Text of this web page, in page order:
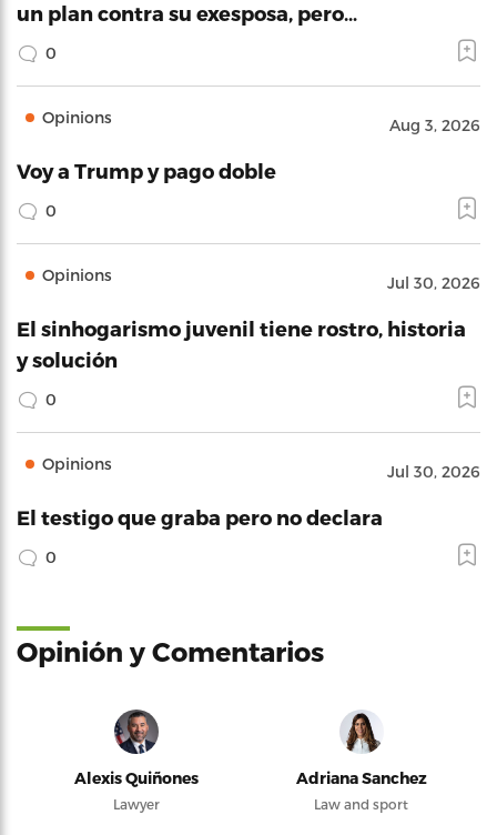
un plan contra su exesposa, pero…
0
Opinions Aug 3, 2026
Voy a Trump y pago doble
0
Opinions Jul 30, 2026
El sinhogarismo juvenil tiene rostro, historia
y solución
0
Opinions Jul 30, 2026
El testigo que graba pero no declara
0
Opinión y Comentarios
Alexis Quiñones
Lawyer
Adriana Sanchez
Law and sport